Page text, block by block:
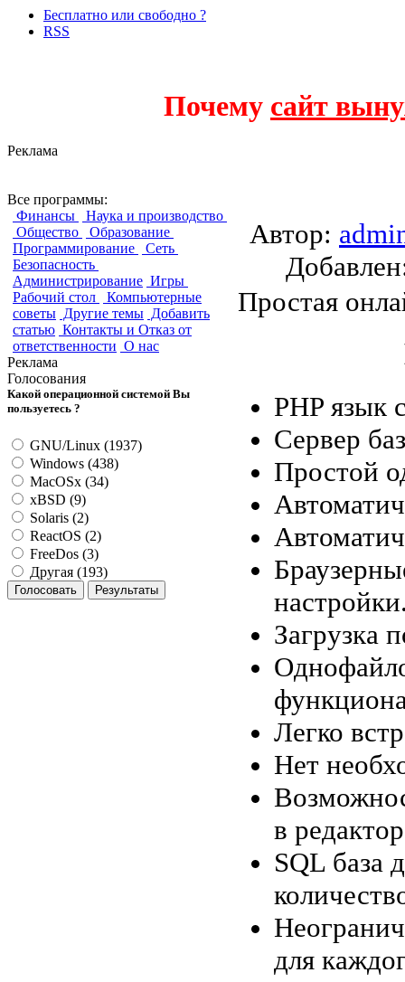
Бесплатно или свободно ?
RSS
Почему сайт
Реклама
Все программы:
Финансы
Наука и производство
Общество
Образование
Программирование
Сеть
Безопасность
Администрирование Игры
Рабочий стол
Компьютерные
советы Другие темы Добавить
статью Контакты и Отказ от
ответственности О нас
Реклама
Голосования
Какой операционной системой Вы
пользуетесь ?
GNU/Linux (1937)
Windows (438)
MacOSx (34)
xBSD (9)
Solaris (2)
ReactOS (2)
FreeDos (3)
Другая (193)
Автор:
Простая
PHP язык
Сервер
Простой
Загрузка
Легко
Нет
в
SQL база
для